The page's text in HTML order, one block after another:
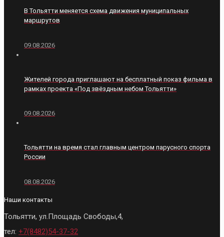
В Тольятти меняется схема движения муниципальных
маршрутов
09.08.2026
Жителей города приглашают на бесплатный показ фильма в
рамках проекта «Под звёздным небом Тольятти»
09.08.2026
Тольятти на время стал главным центром парусного спорта
России
08.08.2026
Наши контакты
Тольятти, ул.Площадь Свободы,4,
тел: +7(8482)54-37-32